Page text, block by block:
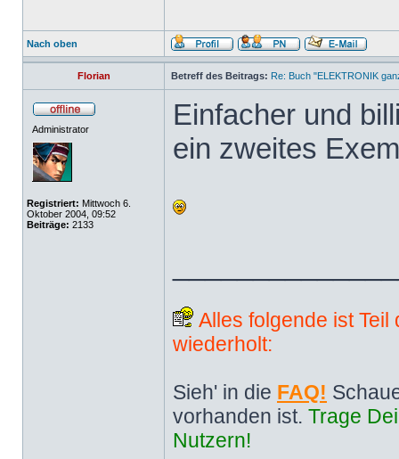
Nach oben
Florian Betreff des Beitrags: Re: Buch "ELEKTRONIK
Administrator
Registriert: Mittwoch 6.
Oktober 2004, 09:52
Beiträge: 2133
Einfacher und
ein zweites
Alles folgende ist
wiederholt:
Sieh' in die FAQ!
vorhanden ist. Trage
Nutzern!